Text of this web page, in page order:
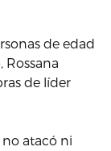
de edad
Rossana
de líder
no atacó ni